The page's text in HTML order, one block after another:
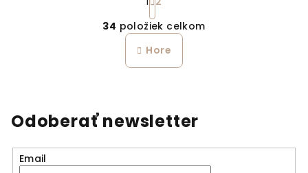
Ovládacie prvky
34 položiek celkom
Hore
Odoberať newsletter
Email